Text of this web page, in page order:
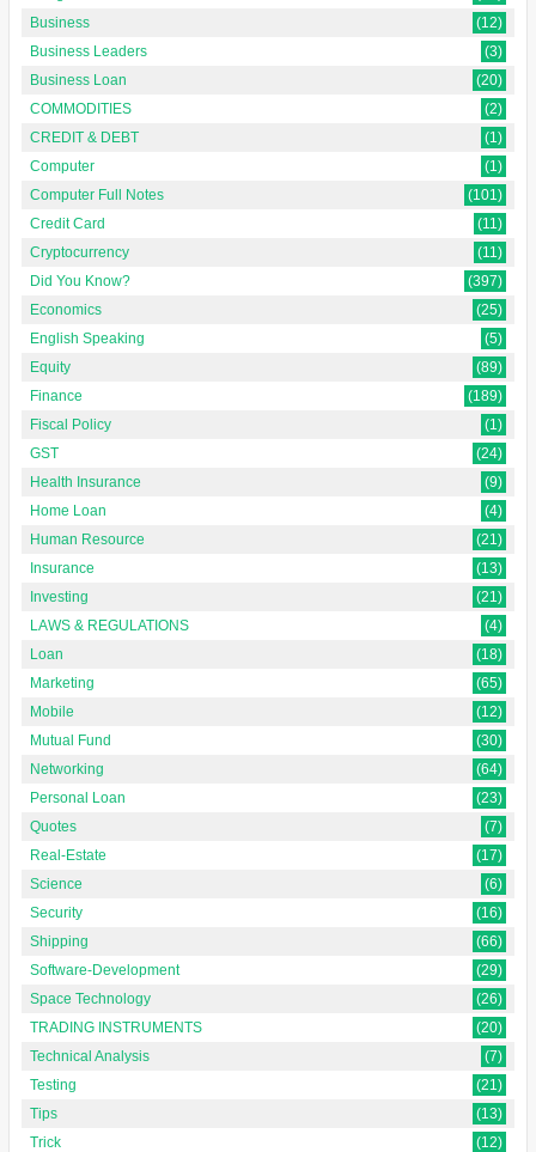
Business
(12)
Business Leaders
(3)
Business Loan
(20)
COMMODITIES
(2)
CREDIT & DEBT
(1)
Computer
(1)
Computer Full Notes
(101)
Credit Card
(11)
Cryptocurrency
(11)
Did You Know?
(397)
Economics
(25)
English Speaking
(5)
Equity
(89)
Finance
(189)
Fiscal Policy
(1)
GST
(24)
Health Insurance
(9)
Home Loan
(4)
Human Resource
(21)
Insurance
(13)
Investing
(21)
LAWS & REGULATIONS
(4)
Loan
(18)
Marketing
(65)
Mobile
(12)
Mutual Fund
(30)
Networking
(64)
Personal Loan
(23)
Quotes
(7)
Real-Estate
(17)
Science
(6)
Security
(16)
Shipping
(66)
Software-Development
(29)
Space Technology
(26)
TRADING INSTRUMENTS
(20)
Technical Analysis
(7)
Testing
(21)
Tips
(13)
Trick
(12)